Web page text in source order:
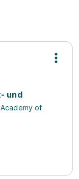
und
Academy of